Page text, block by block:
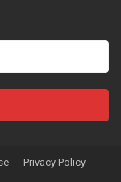
Privacy Policy